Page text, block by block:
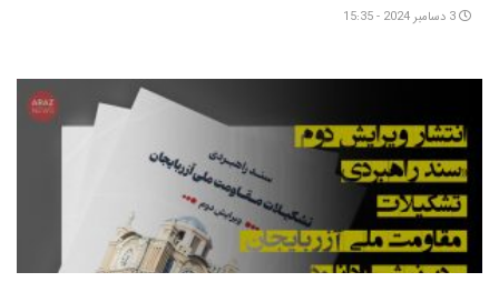
3 دسامبر 2024 - 15:35